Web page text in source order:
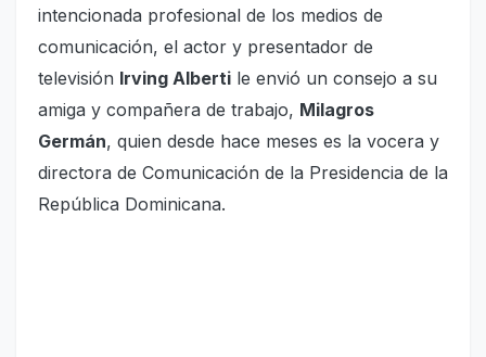
intencionada profesional de los medios de
comunicación, el actor y presentador de
televisión Irving Alberti le envió un consejo a su
amiga y compañera de trabajo, Milagros
Germán, quien desde hace meses es la vocera y
directora de Comunicación de la Presidencia de la
República Dominicana.